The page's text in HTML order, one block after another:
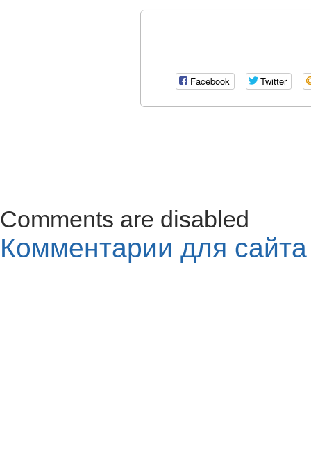
Facebook Twitter
Comments are disabled
Комментарии для